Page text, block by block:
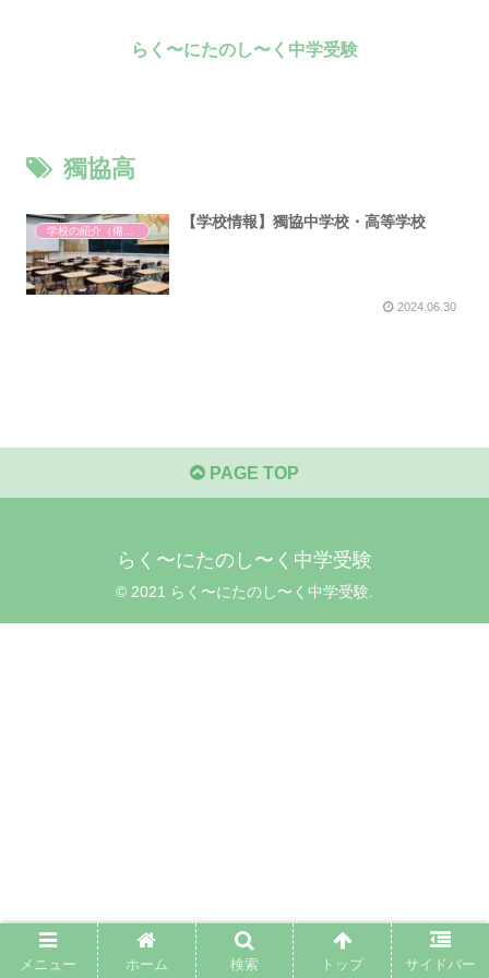
らく〜にたのし〜く中学受験
獨協高
【学校情報】獨協中学校・高等学校
2024.06.30
PAGE TOP
らく〜にたのし〜く中学受験
© 2021 らく〜にたのし〜く中学受験.
メニュー ホーム 検索 トップ サイドバー